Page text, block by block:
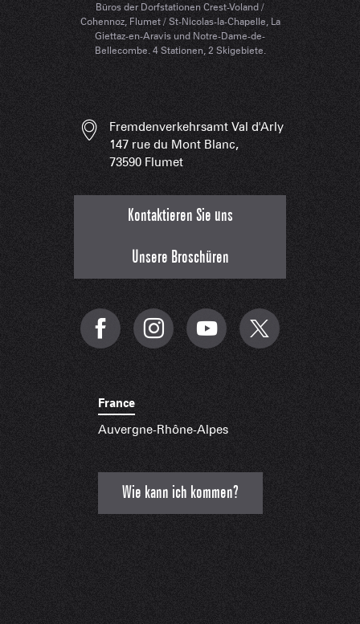
Büros der Dorfstationen Crest-Voland /
Cohennoz, Flumet / St-Nicolas-la-Chapelle, La
Giettaz-en-Aravis und Notre-Dame-de-
Bellecombe. 4 Stationen, 2 Skigebiete.
Fremdenverkehrsamt Val d'Arly
147 rue du Mont Blanc,
73590 Flumet
Kontaktieren Sie uns
Unsere Broschüren
France
Auvergne-Rhône-Alpes
Wie kann ich kommen?